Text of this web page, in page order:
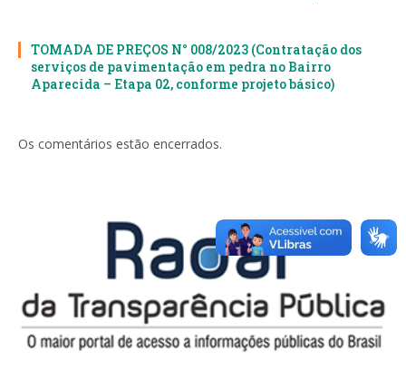
TOMADA DE PREÇOS N° 008/2023 (Contratação dos
serviços de pavimentação em pedra no Bairro
Aparecida – Etapa 02, conforme projeto básico)
Os comentários estão encerrados.